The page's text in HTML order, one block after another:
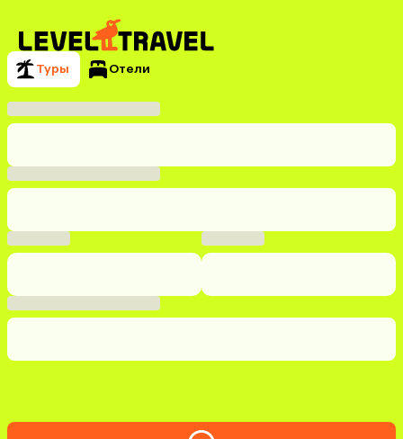
Туры Отели